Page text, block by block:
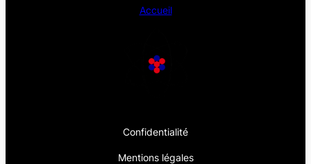
Accueil
Confidentialité
Mentions légales